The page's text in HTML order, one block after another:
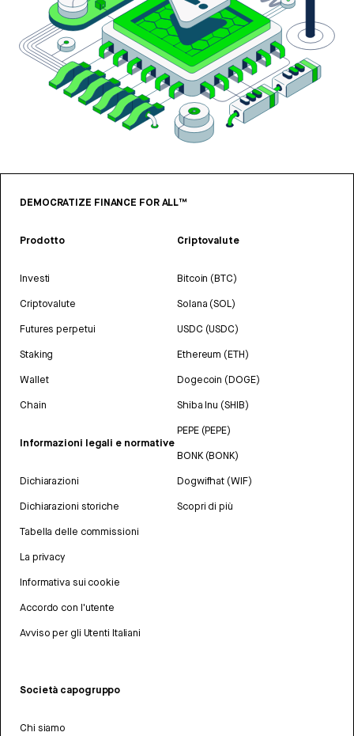
DEMOCRATIZE FINANCE FOR ALL™
Prodotto
Investi
Criptovalute
Futures perpetui
Staking
Wallet
Chain
Informazioni legali e normative
Dichiarazioni
Dichiarazioni storiche
Tabella delle commissioni
La privacy
Informativa sui cookie
Accordo con l'utente
Avviso per gli Utenti Italiani
Criptovalute
Bitcoin (BTC)
Solana (SOL)
USDC (USDC)
Ethereum (ETH)
Dogecoin (DOGE)
Shiba Inu (SHIB)
PEPE (PEPE)
BONK (BONK)
Dogwifhat (WIF)
Scopri di più
Società capogruppo
Chi siamo